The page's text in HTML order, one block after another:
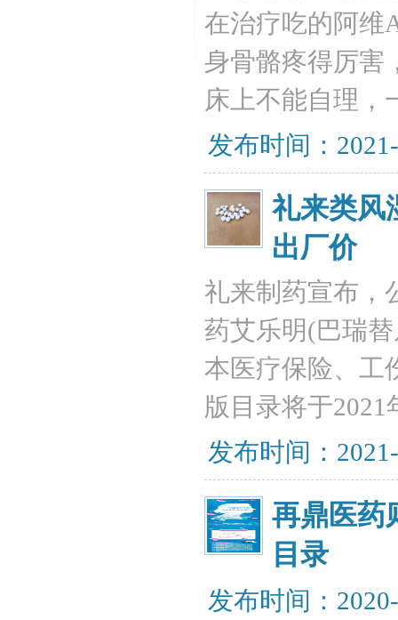
在治疗吃的阿维
身骨骼疼得厉害
床上不能自理，
发布时间：
礼来类风
出厂价
礼来制药宣布，
药艾乐明(巴瑞
本医疗保险、工
版目录将于
发布时间：
再鼎医药
目录
发布时间：